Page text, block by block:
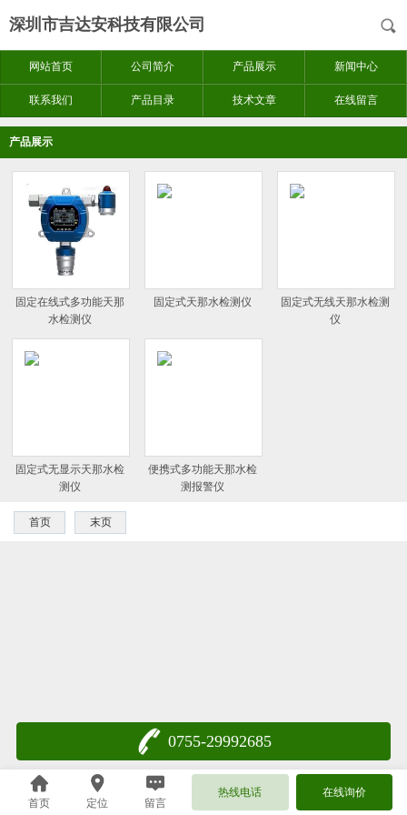
深圳市吉达安科技有限公司
网站首页 公司简介 产品展示 新闻中心
联系我们 产品目录 技术文章 在线留言
产品展示
固定在线式多功能天那
水检测仪
固定式天那水检测仪
固定式无线天那水检测
仪
固定式无显示天那水检
测仪
便携式多功能天那水检
测报警仪
首页 末页
0755-29992685
首页 定位 留言
热线电话 在线询价